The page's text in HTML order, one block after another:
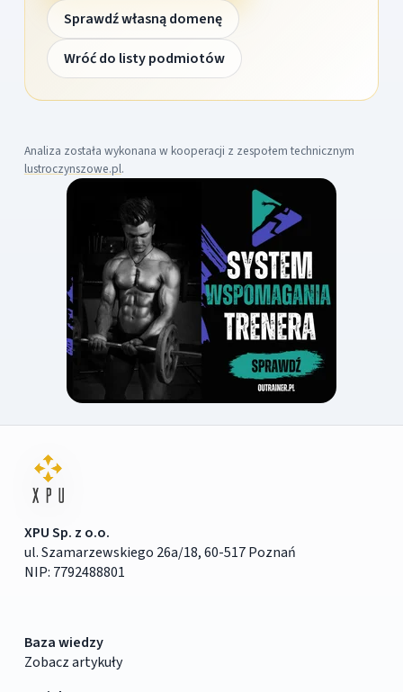
Sprawdź własną domenę
Wróć do listy podmiotów
Analiza została wykonana w kooperacji z zespołem technicznym
lustroczynszowe.pl.
XPU Sp. z o.o.
ul. Szamarzewskiego 26a/18, 60-517 Poznań
NIP: 7792488801
Baza wiedzy
Zobacz artykuły